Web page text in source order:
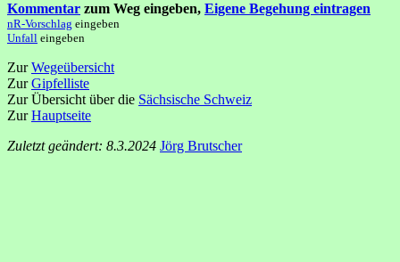
Kommentar zum Weg eingeben, Eigene Begehung eintragen
nR-Vorschlag eingeben
Unfall eingeben
ZurWegeübersicht
ZurGipfelliste
Zur Übersicht über die Sächsische Schweiz
ZurHauptseite
Zuletzt geändert: 8.3.2024 Jörg Brutscher